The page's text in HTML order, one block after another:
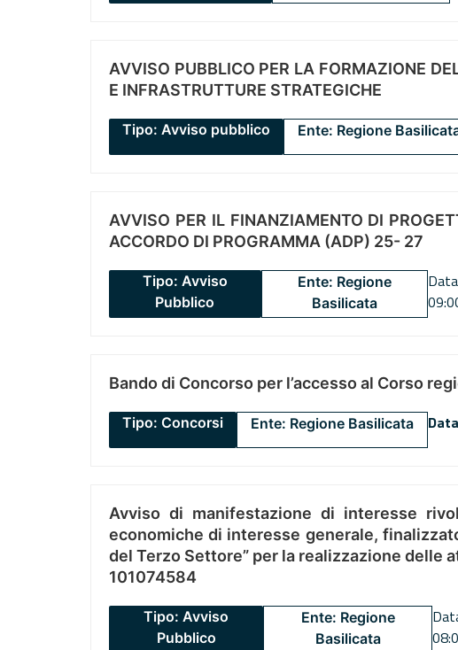
AVVISO PUBBLICO PER LA FORMAZIONE
E INFRASTRUTTURE STRATEGICHE
Tipo: Avviso pubblico Ente: Regione
AVVISO PER IL FINANZIAMENTO DI
ACCORDO DI PROGRAMMA (ADP) 25- 27
Tipo: Avviso
Pubblico
Ente: Regione
Basilicata
Bando di Concorso per l’accesso al Corso
Tipo: Concorsi Ente: Regione Basilicata
Avviso di manifestazione di interesse
economiche di interesse generale,
del Terzo Settore” per la realizzazione delle
101074584
Tipo: Avviso
Pubblico
Ente: Regione
Basilicata